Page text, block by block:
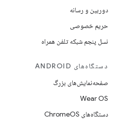
دوربین و رسانه
حریم خصوصی
نسل پنجم شبکه تلفن همراه
دستگاه‌های ANDROID
صفحه‌نمایش‌های بزرگ
Wear OS
دستگاه‌های ChromeOS